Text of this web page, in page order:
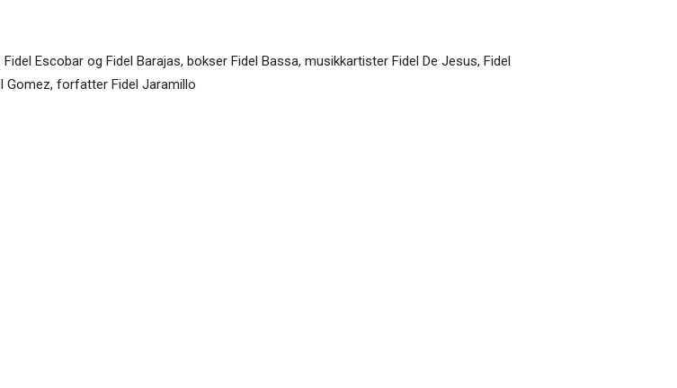
Escobar og Fidel Barajas, bokser Fidel Bassa, musikkartister Fidel De Jesus, Fidel
Gomez, forfatter Fidel Jaramillo